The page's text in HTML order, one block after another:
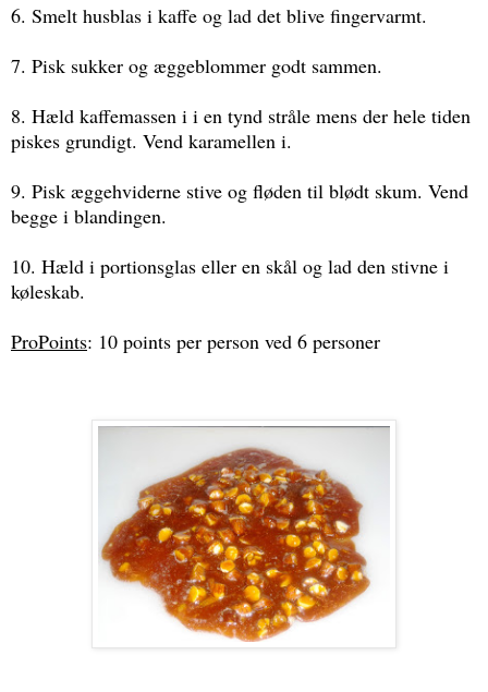
6. Smelt husblas i kaffe og lad det blive fingervarmt.
7. Pisk sukker og æggeblommer godt sammen.
8. Hæld kaffemassen i i en tynd stråle mens der hele tiden
piskes grundigt. Vend karamellen i.
9. Pisk æggehviderne stive og fløden til blødt skum. Vend
begge i blandingen.
10. Hæld i portionsglas eller en skål og lad den stivne i
køleskab.
ProPoints: 10 points per person ved 6 personer